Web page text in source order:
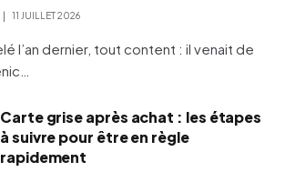
11 JUILLET 2026
l’an dernier, tout content : il venait de
Carte grise après achat : les étapes
à suivre pour être en règle
rapidement